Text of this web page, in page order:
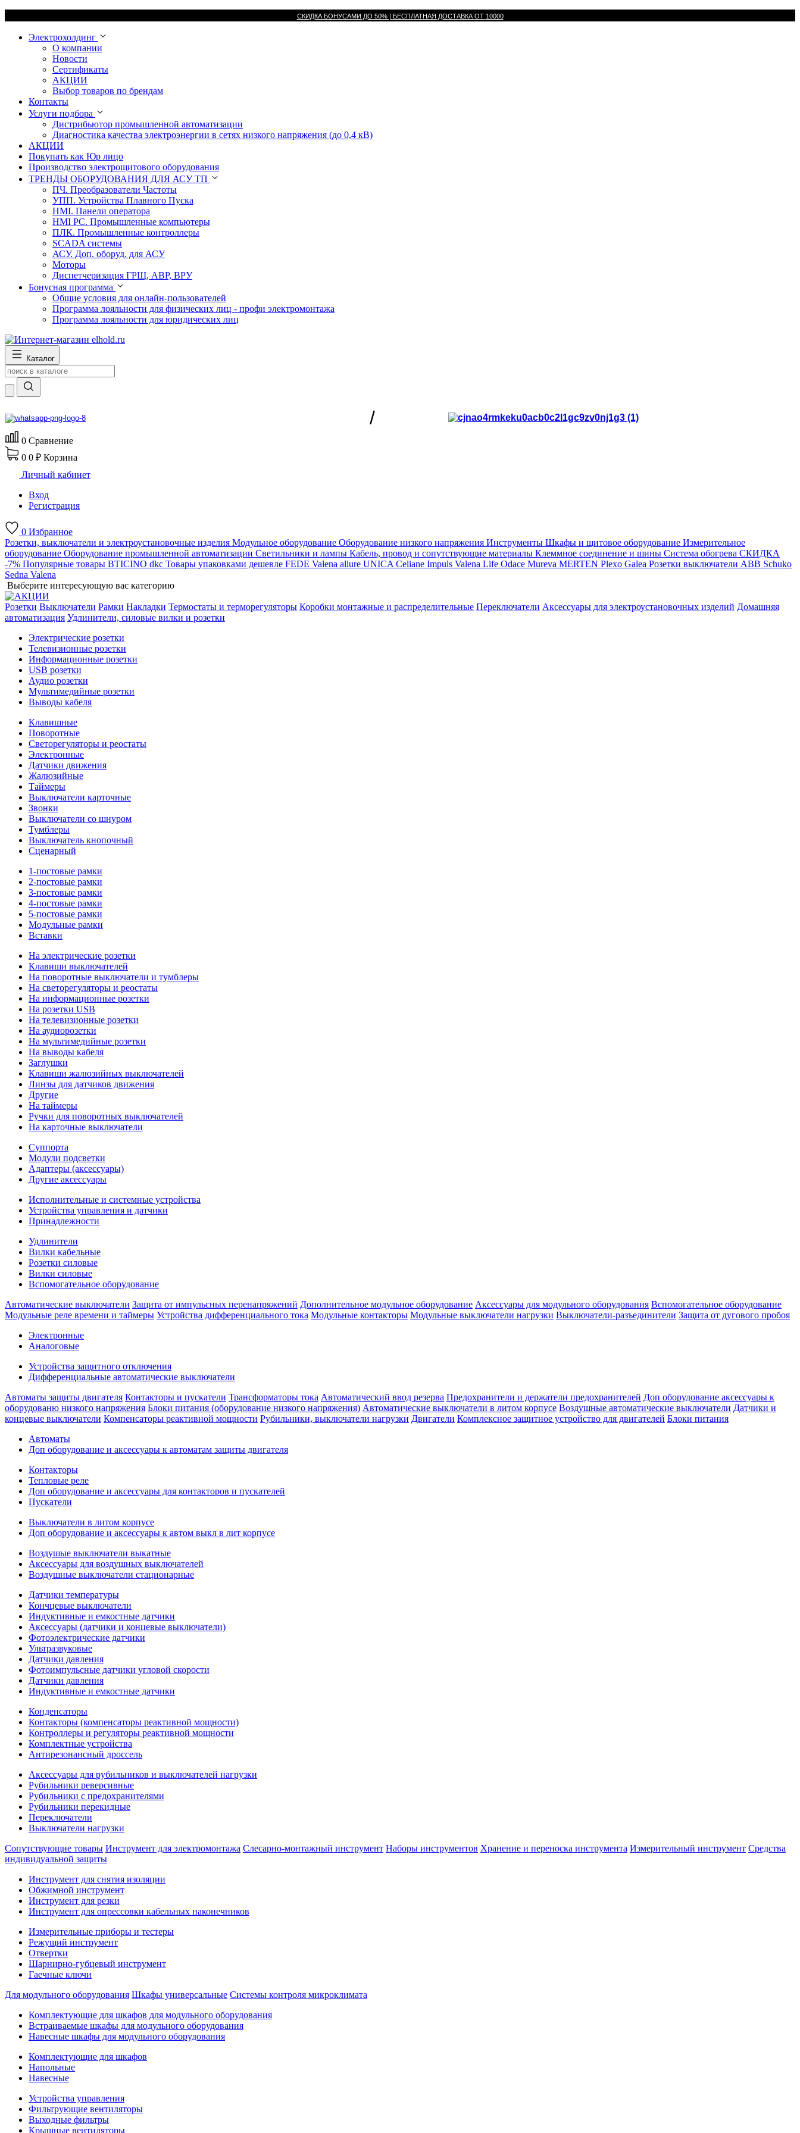
СКИДКА БОНУСАМИ ДО 50% | БЕСПЛАТНАЯ ДОСТАВКА ОТ 10000
Электрохолдинг
О компании
Новости
Сертификаты
АКЦИИ
Выбор товаров по брендам
Контакты
Услуги подбора
Дистрибьютор промышленной автоматизации
Диагностика качества электроэнергии в сетях низкого напряжения (до 0,4 кВ)
АКЦИИ
Покупать как Юр лицо
Производство электрощитового оборудования
ТРЕНДЫ ОБОРУДОВАНИЯ ДЛЯ АСУ ТП
ПЧ. Преобразователи Частоты
УПП. Устройства Плавного Пуска
HMI. Панели оператора
HMI РС. Промышленные компьютеры
ПЛК. Промышленные контроллеры
SCADA системы
АСУ. Доп. оборуд. для АСУ
Моторы
Диспетчеризация ГРЩ, АВР, ВРУ
Бонусная программа
Общие условия для онлайн-пользователей
Программа лояльности для физических лиц - профи электромонтажа
Программа лояльности для юридических лиц
Каталог
/
0 Сравнение
0 0 ₽ Корзина
Личный кабинет
Вход
Регистрация
0 Избранное
Розетки, выключатели и электроустановочные изделия Модульное оборудование Оборудование низкого напряжения Инструменты Шкафы и щитовое оборудование Измерительное
оборудование Оборудование промышленной автоматизации Светильники и лампы Кабель, провод и сопутствующие материалы Клеммное соединение и шины Система обогрева СКИДКА
-7% Популярные товары BTICINO dkc Товары упаковками дешевле FEDE Valena allure UNICA Celiane Impuls Valena Life Odace Mureva MERTEN Plexo Galea Розетки выключатели ABB Schuko
Sedna Valena
Выберите интересующую вас категорию
Розетки Выключатели Рамки Накладки Термостаты и терморегуляторы Коробки монтажные и распределительные Переключатели Аксессуары для электроустановочных изделий Домашняя
автоматизация Удлинители, силовые вилки и розетки
Электрические розетки
Телевизионные розетки
Информационные розетки
USB розетки
Аудио розетки
Мультимедийные розетки
Выводы кабеля
Клавишные
Поворотные
Светорегуляторы и реостаты
Электронные
Датчики движения
Жалюзийные
Таймеры
Выключатели карточные
Звонки
Выключатели со шнуром
Тумблеры
Выключатель кнопочный
Сценарный
1-постовые рамки
2-постовые рамки
3-постовые рамки
4-постовые рамки
5-постовые рамки
Модульные рамки
Вставки
На электрические розетки
Клавиши выключателей
На поворотные выключатели и тумблеры
На светорегуляторы и реостаты
На информационные розетки
На розетки USB
На телевизионные розетки
На аудиорозетки
На мультимедийные розетки
На выводы кабеля
Заглушки
Клавиши жалюзийных выключателей
Линзы для датчиков движения
Другие
На таймеры
Ручки для поворотных выключателей
На карточные выключатели
Суппорта
Модули подсветки
Адаптеры (аксессуары)
Другие аксессуары
Исполнительные и системные устройства
Устройства управления и датчики
Принадлежности
Удлинители
Вилки кабельные
Розетки силовые
Вилки силовые
Вспомогательное оборудование
Автоматические выключатели Защита от импульсных перенапряжений Дополнительное модульное оборудование Аксессуары для модульного оборудования Вспомогательное оборудование
Модульные реле времени и таймеры Устройства дифференциального тока Модульные контакторы Модульные выключатели нагрузки Выключатели-разъединители Защита от дугового пробоя
Электронные
Аналоговые
Устройства защитного отключения
Дифференциальные автоматические выключатели
Автоматы защиты двигателя Контакторы и пускатели Трансформаторы тока Автоматический ввод резерва Предохранители и держатели предохранителей Доп оборудование аксессуары к
оборудованю низкого напряжения Блоки питания (оборудование низкого напряжения) Автоматические выключатели в литом корпусе Воздушные автоматические выключатели Датчики и
концевые выключатели Компенсаторы реактивной мощности Рубильники, выключатели нагрузки Двигатели Комплексное защитное устройство для двигателей Блоки питания
Автоматы
Доп оборудование и аксессуары к автоматам защиты двигателя
Контакторы
Тепловые реле
Доп оборудование и аксессуары для контакторов и пускателей
Пускатели
Выключатели в литом корпусе
Доп оборудование и аксессуары к автом выкл в лит корпусе
Воздушые выключатели выкатные
Аксессуары для воздушных выключателей
Воздушные выключатели стационарные
Датчики температуры
Кончцевые выключатели
Индуктивные и емкостные датчики
Аксессуары (датчики и концевые выключатели)
Фотоэлектрические датчики
Ультразвуковые
Датчики давления
Фотоимпульсные датчики угловой скорости
Датчики давления
Индуктивные и емкостные датчики
Конденсаторы
Контакторы (компенсаторы реактивной мощности)
Контроллеры и регуляторы реактивной мощности
Комплектные устройства
Антирезонансный дроссель
Аксессуары для рубильников и выключателей нагрузки
Рубильники реверсивные
Рубильники с предохранителями
Рубильники перекидные
Переключатели
Выключатели нагрузки
Сопутствующие товары Инструмент для электромонтажа Слесарно-монтажный инструмент Наборы инструментов Хранение и переноска инструмента Измерительный инструмент Средства
индивидуальной защиты
Инструмент для снятия изоляции
Обжимной инструмент
Инструмент для резки
Инструмент для опрессовки кабельных наконечников
Измерительные приборы и тестеры
Режущий инструмент
Отвертки
Шарнирно-губцевый инструмент
Гаечные ключи
Для модульного оборудования Шкафы универсальные Системы контроля микроклимата
Комплектующие для шкафов для модульного оборудования
Встраиваемые шкафы для модульного оборудования
Навесные шкафы для модульного оборудования
Комплектующие для шкафов
Напольные
Навесные
Устройства управления
Фильтрующие вентиляторы
Выходные фильтры
Крышные вентиляторы